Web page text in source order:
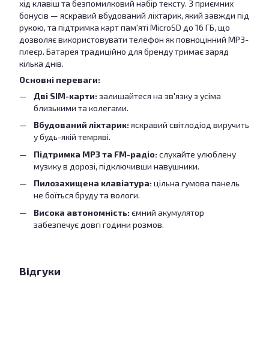
хід клавіш та безпомилковий набір тексту. З приємних
бонусів — яскравий вбудований ліхтарик, який завжди під
рукою, та підтримка карт пам'яті MicroSD до 16 ГБ, що
дозволяє використовувати телефон як повноцінний MP3-
плеєр. Батарея традиційно для бренду тримає заряд
кілька днів.
Основні переваги:
Дві SIM-карти: залишайтеся на зв'язку з усіма
близькими та колегами.
Вбудований ліхтарик: яскравий світлодіод виручить
у будь-якій темряві.
Підтримка MP3 та FM-радіо: слухайте улюблену
музику в дорозі, підключивши навушники.
Пилозахищена клавіатура: цільна гумова панель
не боїться бруду та вологи.
Висока автономність: ємний акумулятор
забезпечує довгі години розмов.
Відгуки